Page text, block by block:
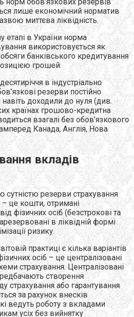
лише економічний норматив
миттєва ліквідність.
етапі в України норма
використовується як
банківського кредитування
грошей.
в індустріально
резерви постійно
доходили до нуля (див.
країнах грошово-кредитна
взагалі без обов’язкового
Канада, Англія, Нова
вкладів
резерви страхування
– це кошти, отримані
фізичних осіб (безстрокові та
в ліквідній формі
ризику.
практиці є кілька варіантів
осіб – це централізовані
страхування. Централізовані
створення
страхування або гарантування
за рахунок внесків
ведуть роботу з вкладами
усіх без вийнятку